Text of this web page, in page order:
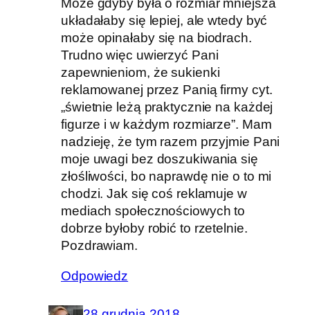
Może gdyby była o rozmiar mniejsza
układałaby się lepiej, ale wtedy być
może opinałaby się na biodrach.
Trudno więc uwierzyć Pani
zapewnieniom, że sukienki
reklamowanej przez Panią firmy cyt.
„świetnie leżą praktycznie na każdej
figurze i w każdym rozmiarze”. Mam
nadzieję, że tym razem przyjmie Pani
moje uwagi bez doszukiwania się
złośliwości, bo naprawdę nie o to mi
chodzi. Jak się coś reklamuje w
mediach społecznościowych to
dobrze byłoby robić to rzetelnie.
Pozdrawiam.
Odpowiedz